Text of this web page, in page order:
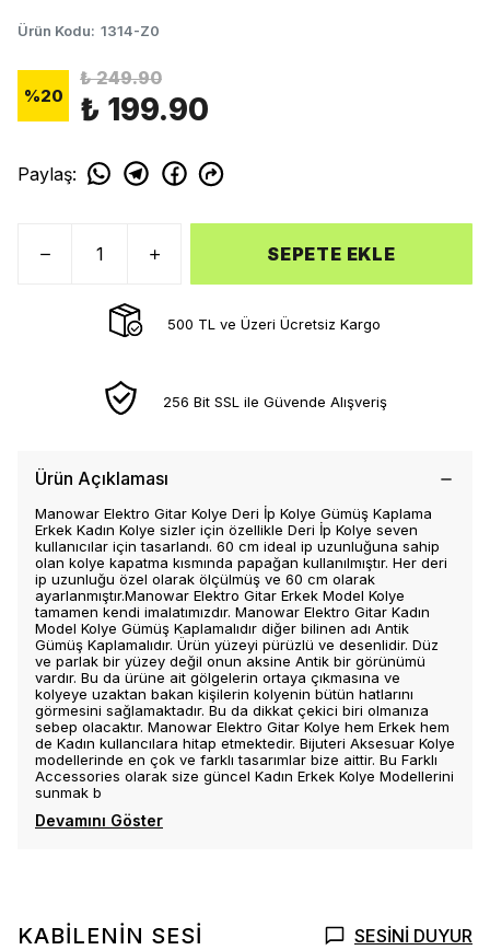
Ürün Kodu: 1314-Z0
%20
₺ 249.90
₺ 199.90
Paylaş:
SEPETE EKLE
500 TL ve Üzeri Ücretsiz Kargo
256 Bit SSL ile Güvende Alışveriş
Ürün Açıklaması
Manowar Elektro Gitar Kolye Deri İp Kolye Gümüş Kaplama
Erkek Kadın Kolye sizler için özellikle Deri İp Kolye seven
kullanıcılar için tasarlandı. 60 cm ideal ip uzunluğuna sahip
olan kolye kapatma kısmında papağan kullanılmıştır. Her deri
ip uzunluğu özel olarak ölçülmüş ve 60 cm olarak
ayarlanmıştır.Manowar Elektro Gitar Erkek Model Kolye
tamamen kendi imalatımızdır. Manowar Elektro Gitar Kadın
Model Kolye Gümüş Kaplamalıdır diğer bilinen adı Antik
Gümüş Kaplamalıdır. Ürün yüzeyi pürüzlü ve desenlidir. Düz
ve parlak bir yüzey değil onun aksine Antik bir görünümü
vardır. Bu da ürüne ait gölgelerin ortaya çıkmasına ve
kolyeye uzaktan bakan kişilerin kolyenin bütün hatlarını
görmesini sağlamaktadır. Bu da dikkat çekici biri olmanıza
sebep olacaktır. Manowar Elektro Gitar Kolye hem Erkek hem
de Kadın kullancılara hitap etmektedir. Bijuteri Aksesuar Kolye
modellerinde en çok ve farklı tasarımlar bize aittir. Bu Farklı
Accessories olarak size güncel Kadın Erkek Kolye Modellerini
sunmak b
Devamını Göster
KABİLENİN SESİ SESİNİ DUYUR